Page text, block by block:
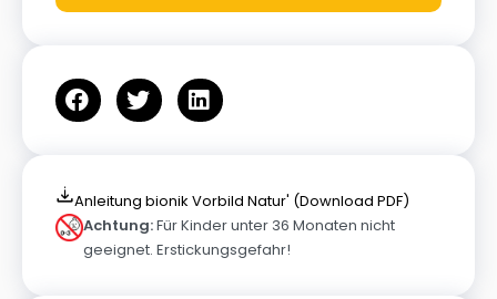
Anleitung bionik Vorbild Natur' (Download PDF)
Achtung:Für Kinder unter 36 Monaten nicht
geeignet. Erstickungsgefahr!